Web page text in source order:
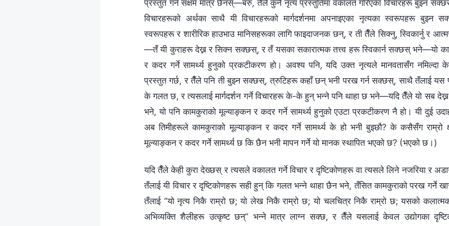
प्रस्तुत गर्न सक्षम मात्र छैनस्—बरु, तैँले कुनै नृत्य प्रस्तुतिमा वकालत गरिएका विचारहरू बुझ्न
विचारहरूको अर्थका साथै यी विचारहरूको मार्गदर्शनमा अपनाइएका नृत्यका स्वरूपहरू बुझ्न
स्वरूपहरू र शारीरिक हाउभाउ मानिसहरूका लागि फाइदाजनक छन्, र ती तैँले सिक्नु, स्विकार्नु र
—तँ यी कुराहरू देख्न र सिक्न सक्छस्, र तँ यसका सकारात्मक तत्त्व हरू स्विकार्न सक्छस् भने—यो
र कदर गर्ने सामर्थ्य हुनुको प्रकटीकरण हो। अवश्य पनि, यदि उक्त नृत्यले मानवतासँग नमिल्दा
प्रस्तुत गर्छ, र तैँले पनि ती बुझ्न सक्छस्, त्रुटिहरू कहाँ छन् भनी परख गर्न सक्छस्, साथै तँलाई यस
के गलत छ, र त्यसलाई मार्गदर्शन गर्ने विचारहरू के-के हुन् भन्‍ने पनि थाहा छ भने—यदि तैँले यो सब
भने, यो पनि कामकुराको मूल्याङ्कन र कदर गर्ने सामर्थ्य हुनुको एउटा प्रकटीकरण नै हो। यी दुई
अब तिमीहरूले कामकुराको मूल्याङ्कन र कदर गर्ने सामर्थ्य के हो भनी बुझ्छौ? के कसैसँग राम्रो
मूल्याङ्कन र कदर गर्ने सामर्थ्य छ कि छैन भनी मापन गर्ने यो मानक स्थापित भएको छ? (भएको छ।)
यदि तैँले केही कुरा देख्छस् र त्यसले वकालत गर्ने विचार र दृष्टिकोणहरू वा त्यसले लिने नजरिया र
तँलाई यी विचार र दृष्टिकोणहरू सही हुन् कि गलत भन्‍ने थाहा छैन भने, तँसित कामकुराको परख गर्ने
तँलाई “यो नृत्य निकै राम्रो छ; यो लेख निकै राम्रो छ; यो चलचित्र निकै राम्रो छ; यसको
अभिव्यक्ति शैलीहरू उत्कृष्ट छन्” भन्‍ने मात्र लाग्न सक्छ, र तैँले यसलाई केवल उद्योगका